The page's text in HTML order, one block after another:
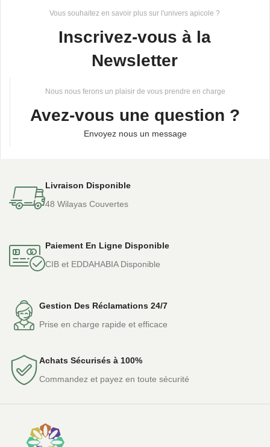
Vous souhaitez en savoir plus sur l'univers apicole ?
Inscrivez-vous à la
Newsletter
Nous nous ferons un plaisir de vous prendre en charge
Avez-vous une question ?
Envoyez nous un message
Livraison Disponible
48 Wilayas Couvertes
Paiement En Ligne Disponible
CIB et EDDAHABIA Disponible
Gestion Des Réclamations 24/7
Prise en charge rapide et efficace
Achats Sécurisés à 100%
Commandez et payez en toute sécurité